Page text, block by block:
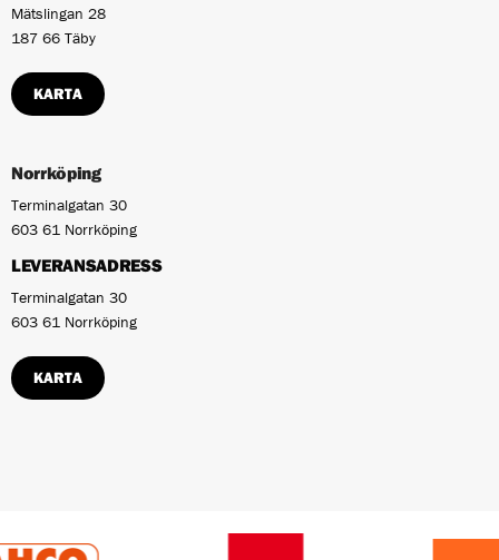
Mätslingan 28
187 66 Täby
KARTA
Norrköping
Terminalgatan 30
603 61 Norrköping
LEVERANSADRESS
Terminalgatan 30
603 61 Norrköping
KARTA